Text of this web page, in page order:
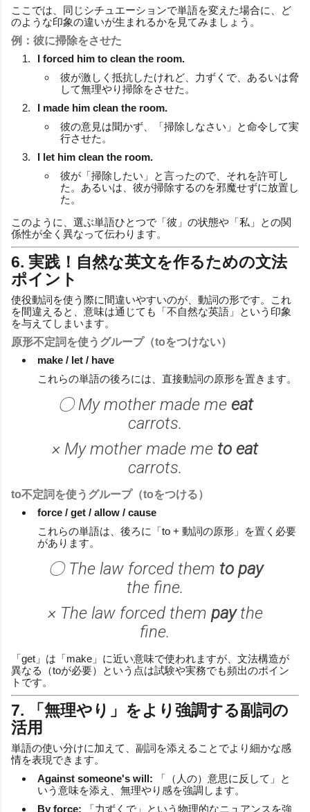
ここでは、同じシチュエーションで単語を変えた場合に、ど
のような印象の違いが生まれるかを見てみましょう。
例：彼に掃除をさせた
I forced him to clean the room.
彼が激しく抵抗したけれど、力ずくで、あるいは脅
して無理やり掃除をさせた。
I made him clean the room.
彼の意見は聞かず、「掃除しなさい」と命令して実
行させた。
I let him clean the room.
彼が「掃除したい」と言ったので、それを許可し
た。あるいは、彼が掃除するのを邪魔せずに放置し
た。
このように、選ぶ単語ひとつで「彼」の状態や「私」との関
係性が全く異なって伝わります。
6. 実践！自然な英文を作るための文法
ポイント
使役動詞を使う際に間違いやすいのが、動詞の形です。これ
を間違えると、意味は通じても「不自然な英語」という印象
を与えてしまいます。
原形不定詞を使うグループ（toをつけない）
make / let / have
これらの単語の後ろには、直接動詞の原形を置きます。
〇 My mother made me eat
carrots.
× My mother made me to eat
carrots.
to不定詞を使うグループ（toをつける）
force / get / allow / cause
これらの単語は、後ろに「to + 動詞の原形」を置く必要
があります。
〇 The law forced them to pay
the fine.
× The law forced them paythe
fine.
「get」は「make」に近い意味で使われますが、文法構造が
異なる（toが必要）という点は試験や実務でも頻出のポイン
トです。
7. 「無理やり」をより強調する副詞の
活用
単語の使い分けに加えて、副詞を添えることでより細かな感
情を表現できます。
Against someone's will: 「（人の）意思に反して」と
いう意味を添え、無理やり感を強調します。
By force: 「力ずくで」という物理的なニュアンスを強